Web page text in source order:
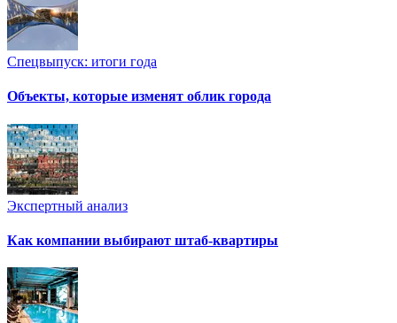
Спецвыпуск: итоги года
Объекты, которые изменят облик города
Экспертный анализ
Как компании выбирают штаб-квартиры